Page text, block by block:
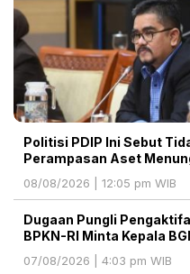
Politisi PDIP Ini Sebut
Perampasan Aset
08/08/2026 | 12:05 pm WIB
Dugaan Pungli
BPKN-RI Minta Kepala
07/08/2026 | 4:03 pm WIB